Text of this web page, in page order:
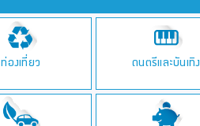
ท่องเที่ยว ดนตรีและบันเทิง